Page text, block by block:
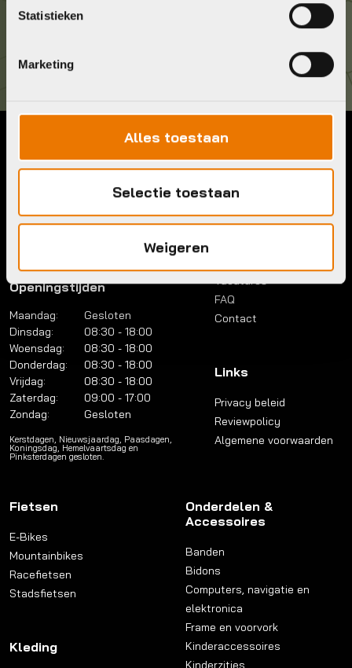
Statistieken
Marketing
Alles toestaan
Selectie toestaan
Weigeren
Kom langs!
Contact
036 5304422
info@bykestore.nl
Adres:
Brouwerstraat 8B
Openingstijden
Maandag:
Gesloten
Dinsdag:
08:30 - 18:00
Woensdag:
08:30 - 18:00
Donderdag:
08:30 - 18:00
Vrijdag:
08:30 - 18:00
Zaterdag:
09:00 - 17:00
Zondag:
Gesloten
Kerstdagen, Nieuwsjaardag, Paasdagen,
Koningsdag, Hemelvaartsdag en
Pinksterdagen gesloten.
Service pakket
Vacatures
FAQ
Contact
Links
Privacy beleid
Reviewpolicy
Algemene voorwaarden
Fietsen
E-Bikes
Mountainbikes
Racefietsen
Stadsfietsen
Kleding
Onderdelen &
Accessoires
Banden
Bidons
Computers, navigatie en
elektronica
Frame en voorvork
Kinderaccessoires
Kinderzitjes